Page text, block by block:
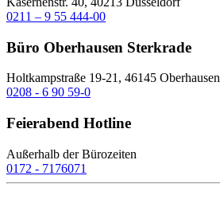
0211 – 9 55 444-00
Büro Oberhausen Sterkrade
Holtkampstraße 19-21, 46145 Oberhausen
0208 - 6 90 59-0
Feierabend Hotline
Außerhalb der Bürozeiten
0172 - 7176071